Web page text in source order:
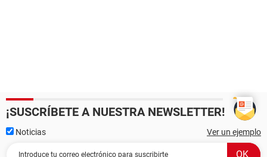
¡SUSCRÍBETE A NUESTRA NEWSLETTER!
Noticias Ver un ejemplo